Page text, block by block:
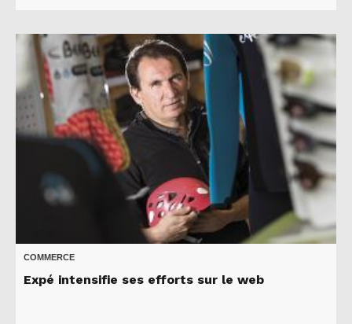
COMMERCE
Expé intensifie ses efforts sur le web